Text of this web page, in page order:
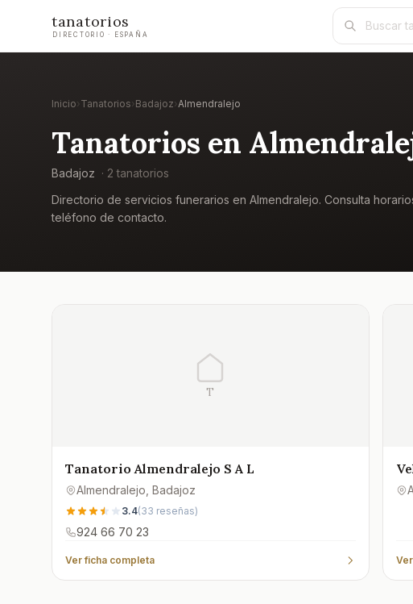
tanatorios
DIRECTORIO · ESPAÑA
Inicio› Tanatorios› Badajoz›Almendralejo
Tanatorios en
Badajoz · 2 tanatorios
Directorio de servicios funerarios en Almendralejo. Consulta
teléfono de contacto.
T
Tanatorio Almendralejo S A L
Almendralejo , Badajoz
3.4(33 reseñas)
924 66 70 23
Ver ficha completa